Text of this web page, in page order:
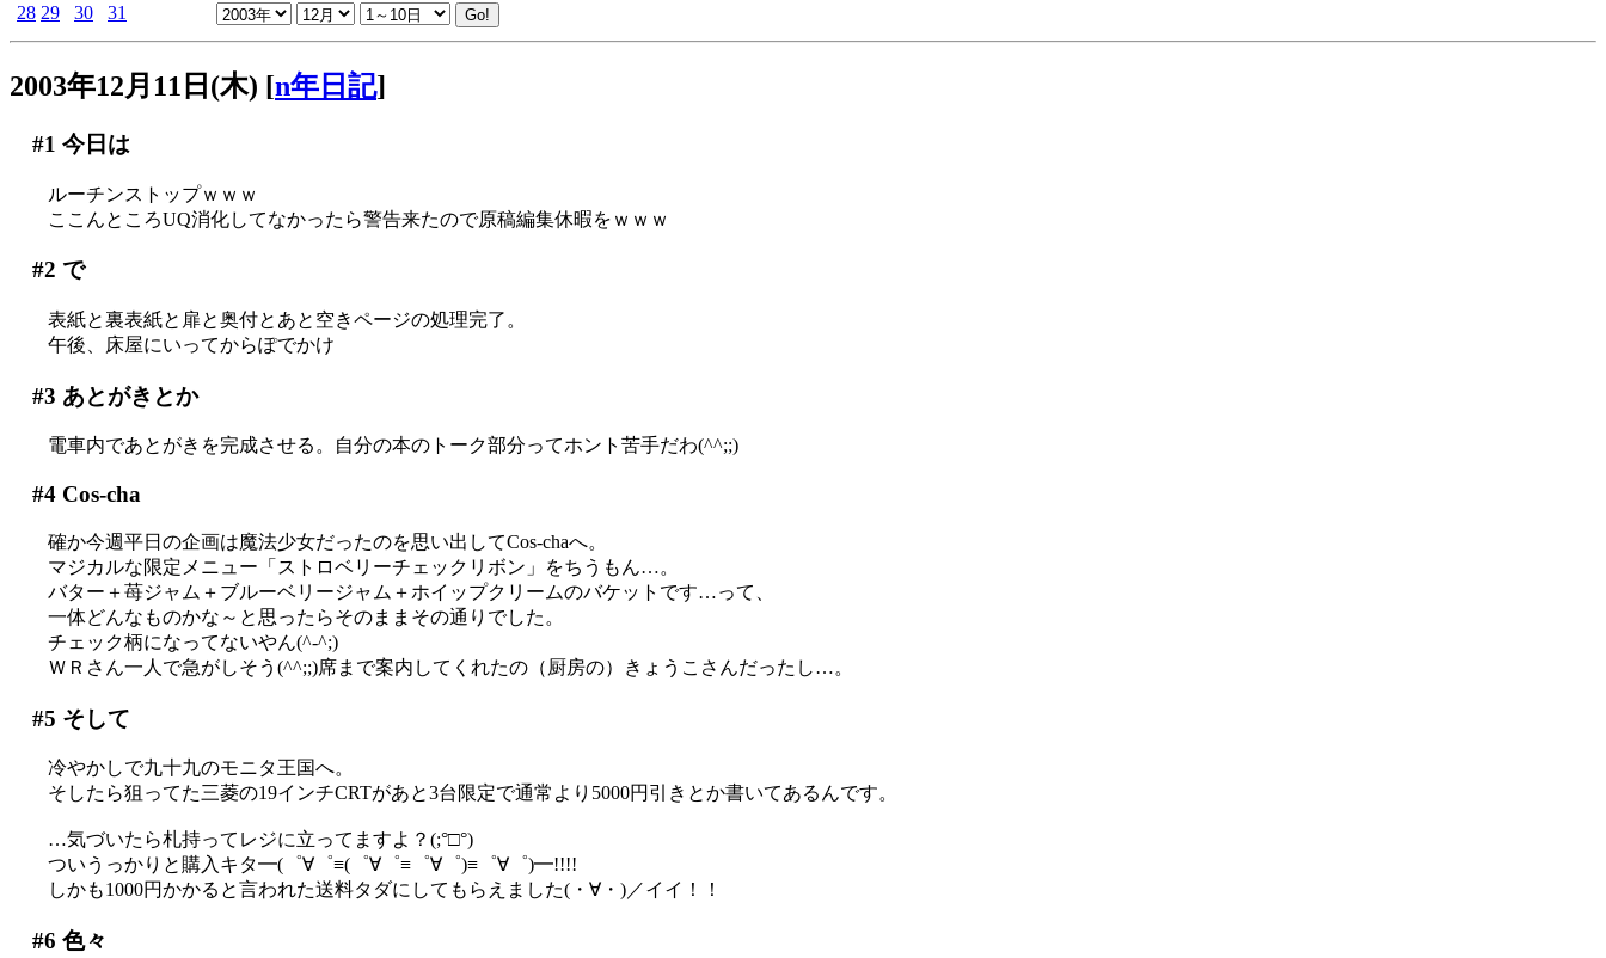
28 29 30 31
2003年12月11日(木) [n年日記]
#1 今日は
ルーチンストップｗｗｗ
ここんところUQ消化してなかったら警告来たので原稿編集休暇をｗｗｗ
#2 で
表紙と裏表紙と扉と奥付とあと空きページの処理完了。
午後、床屋にいってからぽでかけ
#3 あとがきとか
電車内であとがきを完成させる。自分の本のトーク部分ってホント苦手だわ(^^;;)
#4Cos-cha
確か今週平日の企画は魔法少女だったのを思い出してCos-chaへ。
マジカルな限定メニュー「ストロベリーチェックリボン」をちうもん…。
バター＋苺ジャム＋ブルーベリージャム＋ホイップクリームのバケットです…って、
一体どんなものかな～と思ったらそのままその通りでした。
チェック柄になってないやん(^-^;)
ＷＲさん一人で急がしそう(^^;;)席まで案内してくれたの（厨房の）きょうこさんだったし…。
#5 そして
冷やかしで九十九のモニタ王国へ。
そしたら狙ってた三菱の19インチCRTがあと3台限定で通常より5000円引きとか書いてあるんです。
…気づいたら札持ってレジに立ってますよ？(;°□°)
ついうっかりと購入キタ━(゜∀゜≡(゜∀゜≡゜∀゜)≡゜∀゜)━!!!!
しかも1000円かかると言われた送料タダにしてもらえました(・∀・)／イイ！！
#6 色々